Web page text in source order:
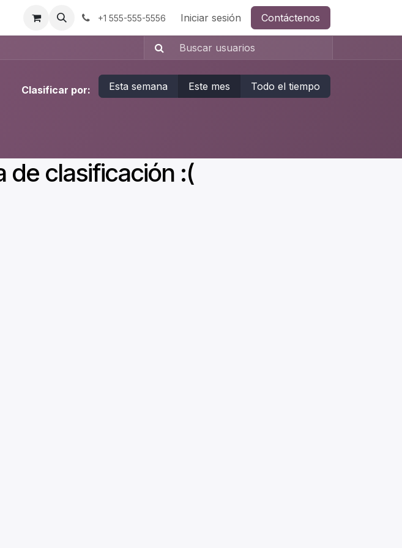
Abix As A Service ¡Conócenos! Acceso a clientes Soporte técnico
+1 555-555-5556 Iniciar sesión Contáctenos
Clasificar por: Esta semana Este mes Todo el tiempo
de clasificación :(